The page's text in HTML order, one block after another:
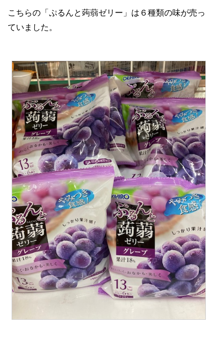
こちらの「ぷるんと蒟蒻ゼリー」は６種類の味が売っ
ていました。